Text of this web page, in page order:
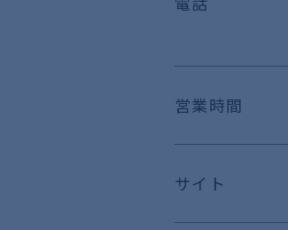
営業時間
サイト